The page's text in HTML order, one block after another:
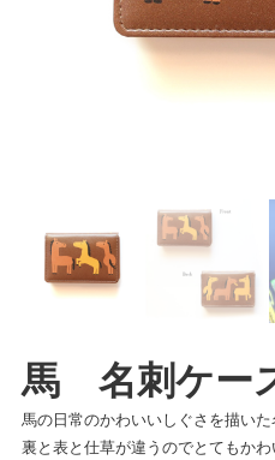
馬 名刺ケー
馬の日常のかわいいしぐさを描いた
裏と表と仕草が違うのでとてもかわ